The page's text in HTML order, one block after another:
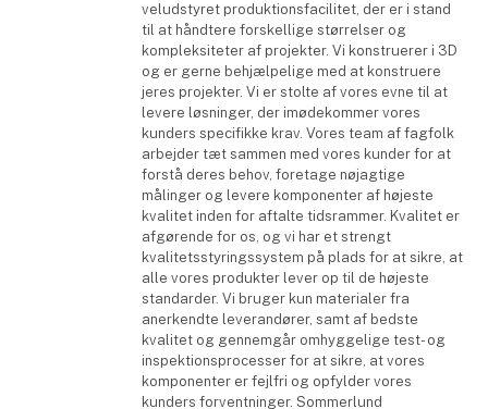
veludstyret produktionsfacilitet, der er i stand
til at håndtere forskellige størrelser og
kompleksiteter af projekter. Vi konstruerer i 3D
og er gerne behjælpelige med at konstruere
jeres projekter. Vi er stolte af vores evne til at
levere løsninger, der imødekommer vores
kunders specifikke krav. Vores team af fagfolk
arbejder tæt sammen med vores kunder for at
forstå deres behov, foretage nøjagtige
målinger og levere komponenter af højeste
kvalitet inden for aftalte tidsrammer. Kvalitet er
afgørende for os, og vi har et strengt
kvalitetsstyringssystem på plads for at sikre, at
alle vores produkter lever op til de højeste
standarder. Vi bruger kun materialer fra
anerkendte leverandører, samt af bedste
kvalitet og gennemgår omhyggelige test- og
inspektionsprocesser for at sikre, at vores
komponenter er fejlfri og opfylder vores
kunders forventninger. Sommerlund